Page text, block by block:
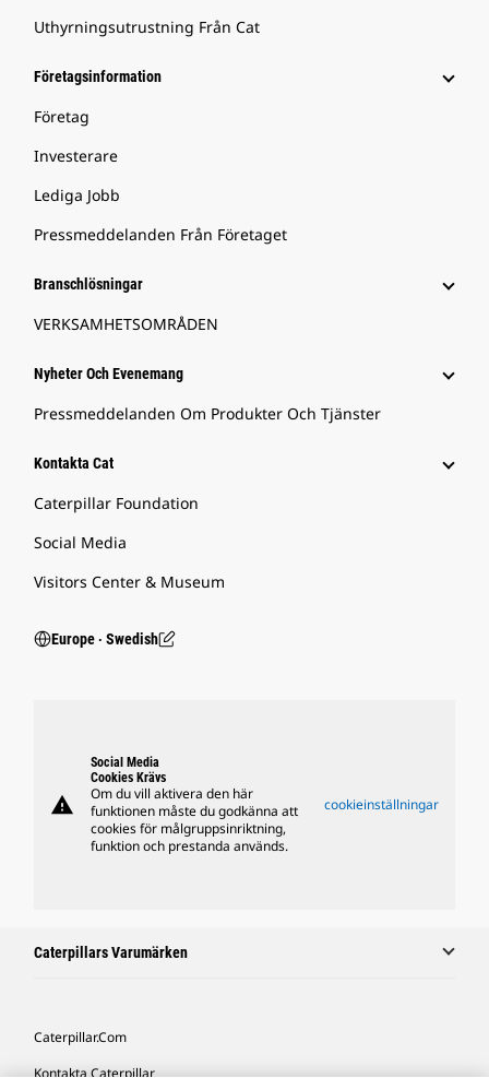
Uthyrningsutrustning Från Cat
Företagsinformation
Företag
Investerare
Lediga Jobb
Pressmeddelanden Från Företaget
Branschlösningar
VERKSAMHETSOMRÅDEN
Nyheter Och Evenemang
Pressmeddelanden Om Produkter Och Tjänster
Kontakta Cat
Caterpillar Foundation
Social Media
Visitors Center & Museum
Europe ‧ Swedish
warning
Social Media
Cookies Krävs
Om du vill aktivera den här
funktionen måste du godkänna att
cookies för målgruppsinriktning,
funktion och prestanda används.
cookieinställningar
Caterpillars Varumärken
Caterpillar.com
Kontakta Caterpillar